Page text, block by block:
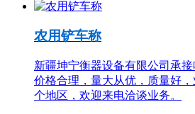
农用铲车称
新疆坤宁衡器设备有限公司承接
价格合理，量大从优，质量好
个地区，欢迎来电洽谈业务。